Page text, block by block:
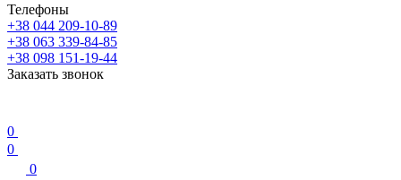
Телефоны
+38 044 209-10-89
+38 063 339-84-85
+38 098 151-19-44
Заказать звонок
0
0
0